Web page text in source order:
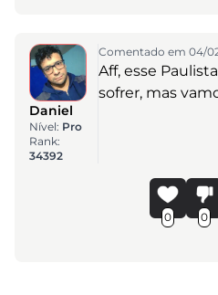
Daniel
Nível: Pro
Rank:
34392
Comentado em 04/
Aff, esse
sofrer, mas
0 0